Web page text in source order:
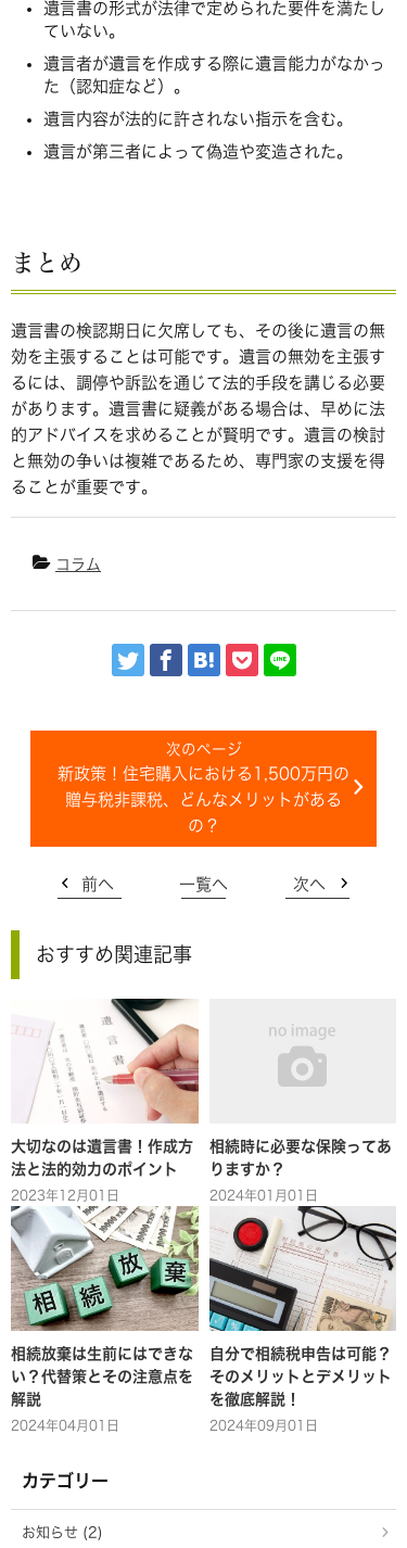
遺言書の形式が法律で定められた要件を満たし
ていない。
遺言者が遺言を作成する際に遺言能力がなかっ
た（認知症など）。
遺言内容が法的に許されない指示を含む。
遺言が第三者によって偽造や変造された。
まとめ
遺言書の検認期日に欠席しても、その後に遺言の無
効を主張することは可能です。遺言の無効を主張す
るには、調停や訴訟を通じて法的手段を講じる必要
があります。遺言書に疑義がある場合は、早めに法
的アドバイスを求めることが賢明です。遺言の検討
と無効の争いは複雑であるため、専門家の支援を得
ることが重要です。
コラム
新政策！住宅購入における1,500万円の
贈与税非課税、どんなメリットがある
の？
前へ 一覧へ 次へ
おすすめ関連記事
大切なのは遺言書！作成方
法と法的効力のポイント
2023年12月01日
相続時に必要な保険ってあ
りますか？
2024年01月01日
相続放棄は生前にはできな
い？代替策とその注意点を
解説
2024年04月01日
自分で相続税申告は可能？
そのメリットとデメリット
を徹底解説！
2024年09月01日
カテゴリー
お知らせ (2)